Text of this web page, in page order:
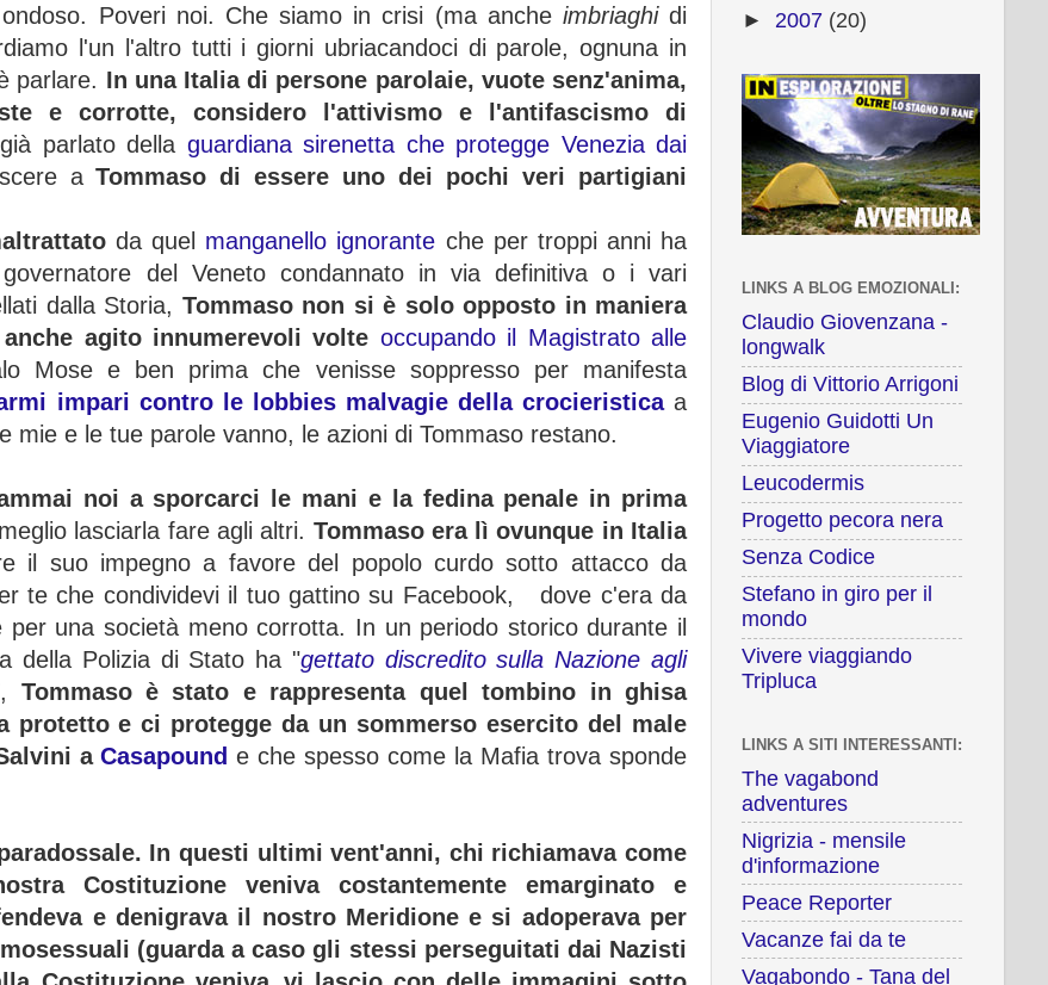
Poveri noi. Che siamo in crisi (ma anche imbriaghidi
l'un l'altro tutti i giorni ubriacandoci di parole, ognuna in
parlare. In una Italia di persone parolaie, vuote senz'anima,
e corrotte, considero l'attivismo e l'antifascismo di
parlato della guardiana sirenetta che protegge Venezia dai
aTommaso di essere uno dei pochi veri partigiani
da quel manganello ignorante che per troppi anni ha
del Veneto condannato in via definitiva o i vari
dalla Storia, Tommaso non si è solo opposto in maniera
agito innumerevoli volte occupando il Magistrato alle
Mose e ben prima che venisse soppresso per manifesta
impari contro le lobbies malvagie della crocieristicaa
mie e le tue parole vanno, le azioni di Tommaso restano.
noi a sporcarci le mani e la fedina penale in prima
lasciarla fare agli altri. Tommaso era lì ovunque in Italia
il suo impegno a favore del popolo curdo sotto attacco da
te che condividevi il tuo gattino su Facebook, dove c'era da
per una società meno corrotta. In un periodo storico durante il
della Polizia di Stato ha "gettato discredito sulla Nazione agli
Tommaso è stato e rappresenta quel tombino in ghisa
protetto e ci protegge da un sommerso esercito del male
aCasapound e che spesso come la Mafia trova sponde
In questi ultimi vent'anni, chi richiamava come
Costituzione veniva costantemente emarginato e
e denigrava il nostro Meridione e si adoperava per
(guarda a caso gli stessi perseguitati dai Nazisti
► 2007 (20)
LINKS A BLOG EMOZIONALI:
Claudio Giovenzana -
longwalk
Blog di Vittorio Arrigoni
Eugenio Guidotti Un
Viaggiatore
Leucodermis
Progetto pecora nera
Senza Codice
Stefano in giro per il
mondo
Vivere viaggiando
Tripluca
LINKS A SITI INTERESSANTI:
The vagabond
adventures
Nigrizia - mensile
d'informazione
Peace Reporter
Vacanze fai da te
Vagabondo - Tana del